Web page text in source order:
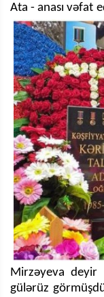
Ata - anası vəfat
Mirzəyeva deyir
gülərüz